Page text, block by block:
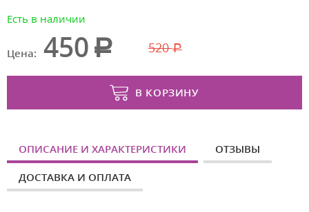
Есть в наличии
Цена: 450 520
В КОРЗИНУ
ОПИСАНИЕ И ХАРАКТЕРИСТИКИ ОТЗЫВЫ
ДОСТАВКА И ОПЛАТА